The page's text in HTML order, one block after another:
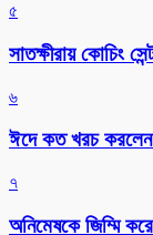
৫
সাতক্ষীরায় কোচিং
৬
ঈদে কত খরচ
৭
অনিমেষকে জিম্মি